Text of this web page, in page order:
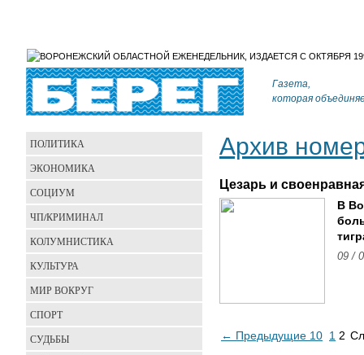
Газета,
которая
Архив
Цезарь и
В
09 /
← Предыдущие 10 1 2
ПОЛИТИКА
ЭКОНОМИКА
СОЦИУМ
ЧП/КРИМИНАЛ
КОЛУМНИСТИКА
КУЛЬТУРА
МИР ВОКРУГ
СПОРТ
СУДЬБЫ